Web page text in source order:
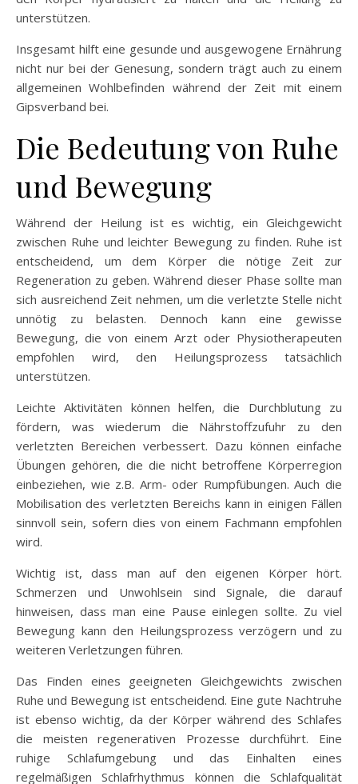
unterstützen.
Insgesamt hilft eine gesunde und ausgewogene Ernährung
nicht nur bei der Genesung, sondern trägt auch zu einem
allgemeinen Wohlbefinden während der Zeit mit einem
Gipsverband bei.
Die Bedeutung von Ruhe
und Bewegung
Während der Heilung ist es wichtig, ein Gleichgewicht
zwischen Ruhe und leichter Bewegung zu finden. Ruhe ist
entscheidend, um dem Körper die nötige Zeit zur
Regeneration zu geben. Während dieser Phase sollte man
sich ausreichend Zeit nehmen, um die verletzte Stelle nicht
unnötig zu belasten. Dennoch kann eine gewisse
Bewegung, die von einem Arzt oder Physiotherapeuten
empfohlen wird, den Heilungsprozess tatsächlich
unterstützen.
Leichte Aktivitäten können helfen, die Durchblutung zu
fördern, was wiederum die Nährstoffzufuhr zu den
verletzten Bereichen verbessert. Dazu können einfache
Übungen gehören, die die nicht betroffene Körperregion
einbeziehen, wie z.B. Arm- oder Rumpfübungen. Auch die
Mobilisation des verletzten Bereichs kann in einigen Fällen
sinnvoll sein, sofern dies von einem Fachmann empfohlen
wird.
Wichtig ist, dass man auf den eigenen Körper hört.
Schmerzen und Unwohlsein sind Signale, die darauf
hinweisen, dass man eine Pause einlegen sollte. Zu viel
Bewegung kann den Heilungsprozess verzögern und zu
weiteren Verletzungen führen.
Das Finden eines geeigneten Gleichgewichts zwischen
Ruhe und Bewegung ist entscheidend. Eine gute Nachtruhe
ist ebenso wichtig, da der Körper während des Schlafes
die meisten regenerativen Prozesse durchführt. Eine
ruhige Schlafumgebung und das Einhalten eines
regelmäßigen Schlafrhythmus können die Schlafqualität